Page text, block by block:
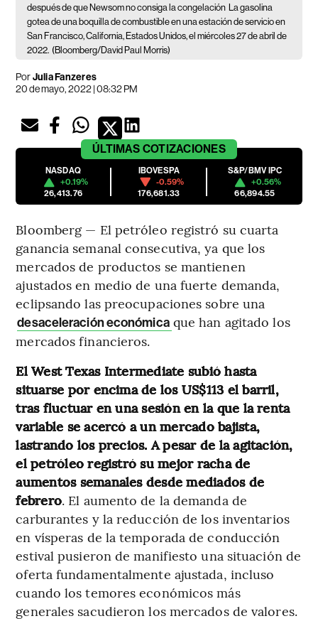
después de que Newsom no consiga la congelación La gasolina
gotea de una boquilla de combustible en una estación de servicio en
San Francisco, California, Estados Unidos, el miércoles 27 de abril de
2022. (Bloomberg/David Paul Morris)
PorJulia Fanzeres
20 de mayo, 2022 | 08:32 PM
ÚLTIMAS COTIZACIONES
NASDAQ
+0.19%
26,413.76
IBOVESPA
-0.59%
176,681.33
S&P/BMV IPC
+0.56%
66,894.55
Bloomberg — El petróleo registró su cuarta
ganancia semanal consecutiva, ya que los
mercados de productos se mantienen
ajustados en medio de una fuerte demanda,
eclipsando las preocupaciones sobre una
desaceleración económica que han agitado los
mercados financieros.
El West Texas Intermediate subió hasta
situarse por encima de los US$113 el barril,
tras fluctuar en una sesión en la que la renta
variable se acercó a un mercado bajista,
lastrando los precios. A pesar de la agitación,
el petróleo registró su mejor racha de
aumentos semanales desde mediados de
febrero. El aumento de la demanda de
carburantes y la reducción de los inventarios
en vísperas de la temporada de conducción
estival pusieron de manifiesto una situación de
oferta fundamentalmente ajustada, incluso
cuando los temores económicos más
generales sacudieron los mercados de valores.